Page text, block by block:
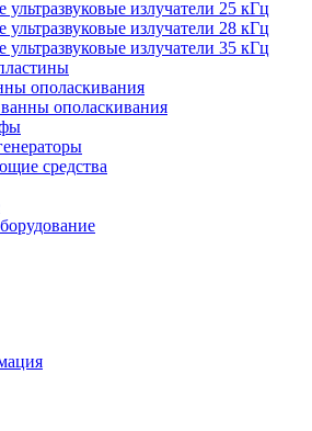
излучатели 25 кГц
излучатели 28 кГц
излучатели 35 кГц
ополаскивания
ополаскивания
средства